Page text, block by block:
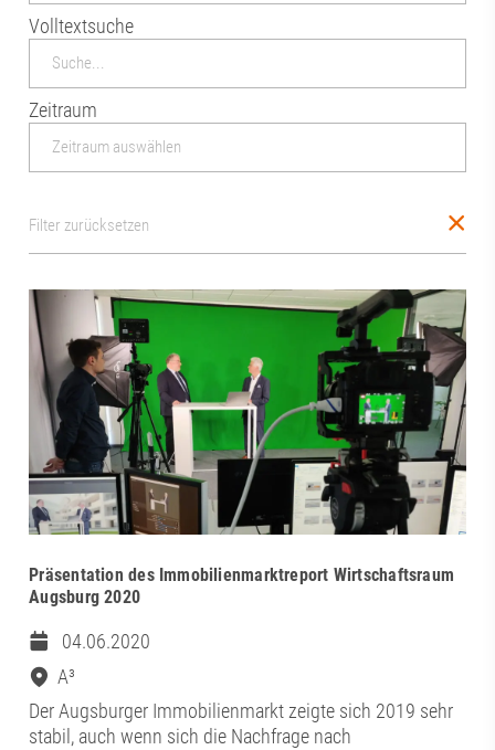
Volltextsuche
Zeitraum
Filter zurücksetzen
Präsentation des Immobilienmarktreport Wirtschaftsraum
Augsburg 2020
04.06.2020
A³
Der Augsburger Immobilienmarkt zeigte sich 2019 sehr
stabil, auch wenn sich die Nachfrage nach